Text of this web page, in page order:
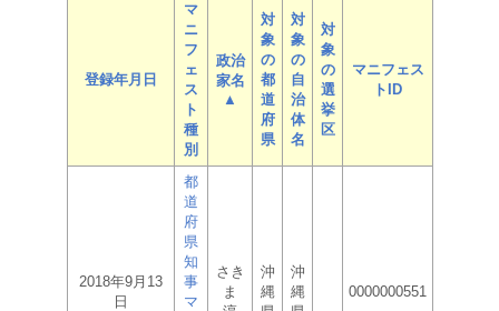
登録年月日
マ
ニ
フ
ェ
ス
ト
種
別
政治
家名
▲
対
象
の
都
道
府
県
対
象
の
自
治
体
名
対
象
の
選
挙
区
マニフェス
トID
2018年9月13
日
都
道
府
県
知
事
マ
さき
ま
沖
縄
沖
縄
0000000551